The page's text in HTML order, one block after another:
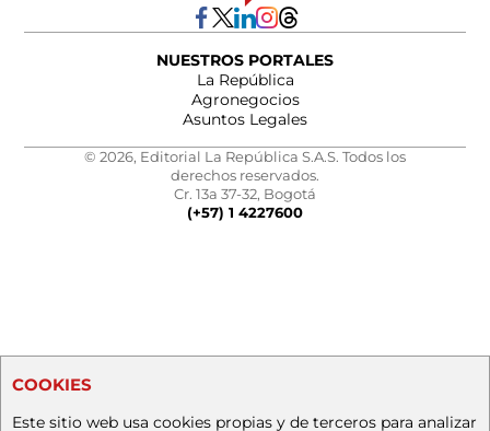
NUESTROS PORTALES
La República
Agronegocios
Asuntos Legales
© 2026, Editorial La República S.A.S. Todos los
derechos reservados.
Cr. 13a 37-32, Bogotá
(+57) 1 4227600
COOKIES
Este sitio web usa cookies propias y de terceros para analizar